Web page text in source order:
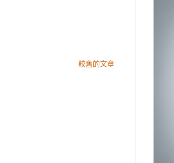
較舊的文章